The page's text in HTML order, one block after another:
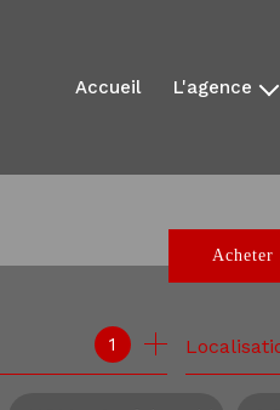
accueil l'agence
Acheter
1